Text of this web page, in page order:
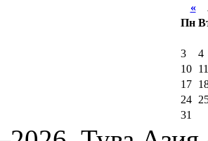
«
Пн
3
4
10
11
17
24
31